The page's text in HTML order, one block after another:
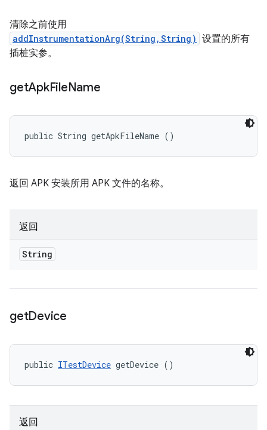
清除之前使用
addInstrumentationArg(String,String) 设置的所有
插桩实参。
getApkFileName
public String getApkFileName ()
返回 APK 安装所用 APK 文件的名称。
返回
String
getDevice
public ITestDevice getDevice ()
返回